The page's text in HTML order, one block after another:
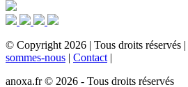
© Copyright 2026 | Tous droits réservés |
sommes-nous | Contact |
anoxa.fr © 2026 - Tous droits réservés